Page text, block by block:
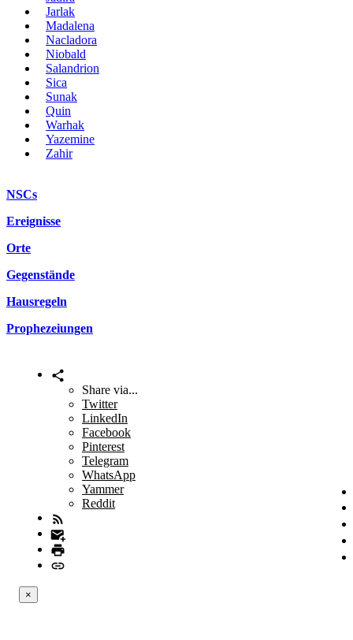
Jarlak
Madalena
Nacladora
Niobald
Salandrion
Sica
Sunak
Quin
Warhak
Yazemine
Zahir
NSCs
Ereignisse
Orte
Gegenstände
Hausregeln
Prophezeiungen
Share via...
Twitter
LinkedIn
Facebook
Pinterest
Telegram
WhatsApp
Yammer
Reddit
×